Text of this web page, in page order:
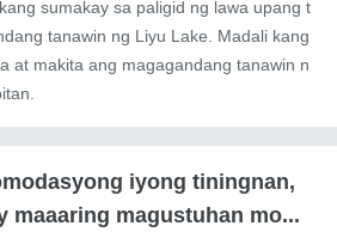
sumakay sa paligid ng lawa upang t
tanawin ng Liyu Lake. Madali kang
at makita ang magagandang tanawin n
iyong tiningnan,
maaaring magustuhan mo...